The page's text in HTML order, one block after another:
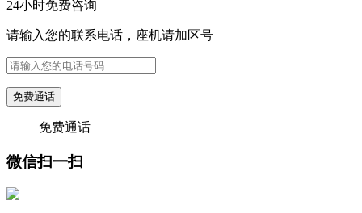
24小时免费咨询
请输入您的联系电话，座机请加区号
免费通话
免费通话
微信扫一扫